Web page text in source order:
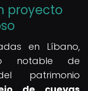
proyecto
en Líbano,
notable de
patrimonio